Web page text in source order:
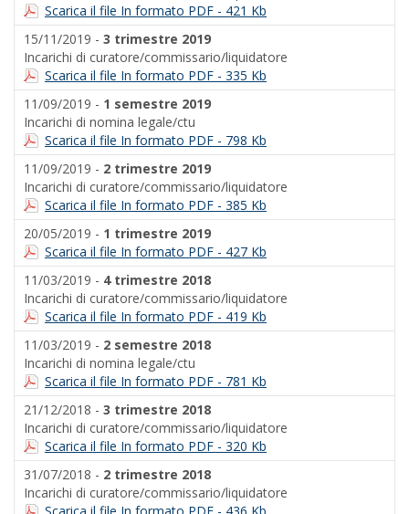
Scarica il file In formato PDF - 421 Kb
15/11/2019 - 3 trimestre 2019
Incarichi di curatore/commissario/liquidatore
Scarica il file In formato PDF - 335 Kb
11/09/2019 - 1 semestre 2019
Incarichi di nomina legale/ctu
Scarica il file In formato PDF - 798 Kb
11/09/2019 - 2 trimestre 2019
Incarichi di curatore/commissario/liquidatore
Scarica il file In formato PDF - 385 Kb
20/05/2019 - 1 trimestre 2019
Scarica il file In formato PDF - 427 Kb
11/03/2019 - 4 trimestre 2018
Incarichi di curatore/commissario/liquidatore
Scarica il file In formato PDF - 419 Kb
11/03/2019 - 2 semestre 2018
Incarichi di nomina legale/ctu
Scarica il file In formato PDF - 781 Kb
21/12/2018 - 3 trimestre 2018
Incarichi di curatore/commissario/liquidatore
Scarica il file In formato PDF - 320 Kb
31/07/2018 - 2 trimestre 2018
Incarichi di curatore/commissario/liquidatore